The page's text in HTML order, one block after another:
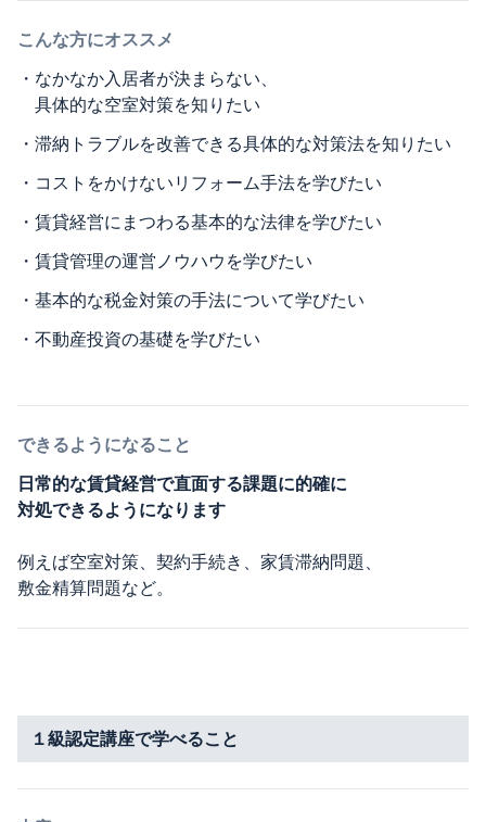
こんな方にオススメ
・ なかなか入居者が決まらない、
具体的な空室対策を知りたい
・ 滞納トラブルを改善できる具体的な対策法を知りたい
・ コストをかけないリフォーム手法を学びたい
・ 賃貸経営にまつわる基本的な法律を学びたい
・ 賃貸管理の運営ノウハウを学びたい
・ 基本的な税金対策の手法について学びたい
・ 不動産投資の基礎を学びたい
できるようになること
日常的な賃貸経営で直面する課題に的確に
対処できるようになります
例えば空室対策、契約手続き、家賃滞納問題、
敷金精算問題など。
１級認定講座で学べること